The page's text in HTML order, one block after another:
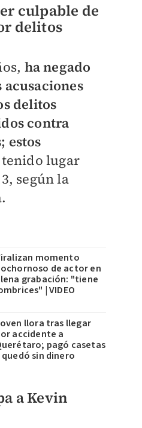
culpable de
delitos
ha negado
delitos
contra
estos
lugar
según la
momento
de actor en
grabación: "tiene
| VIDEO
llora tras llegar
accidente a
pagó casetas
quedó sin dinero
a Kevin